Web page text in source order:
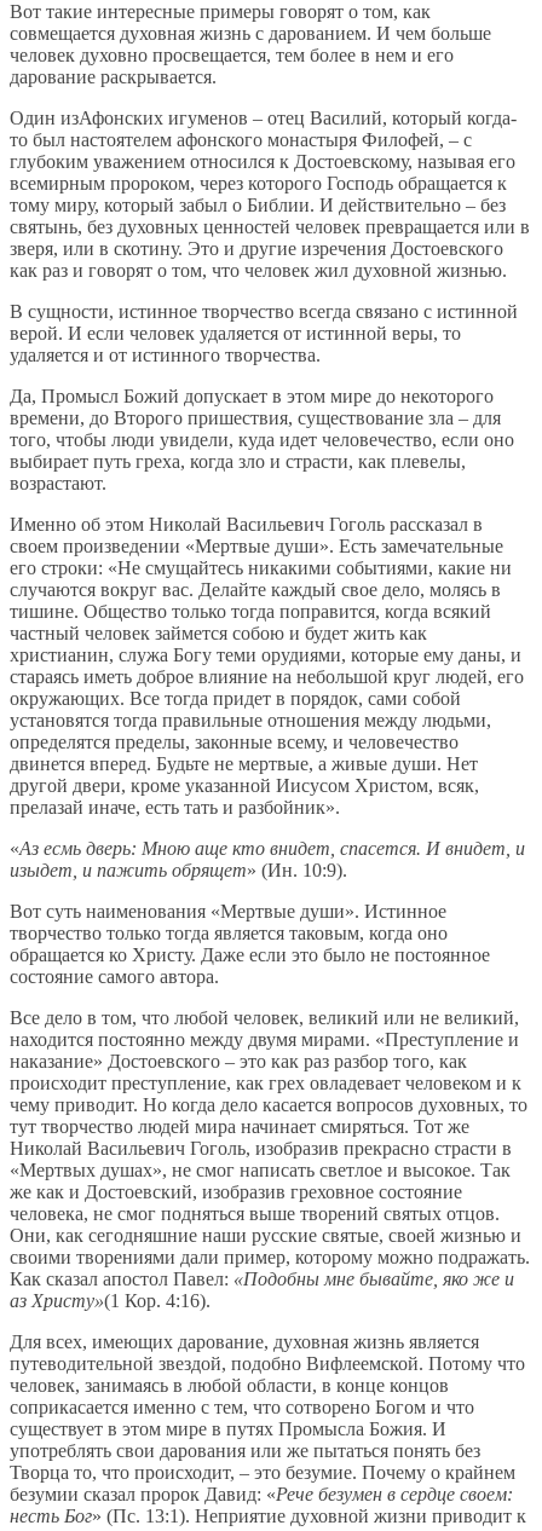
Вот такие интересные примеры говорят о том, как
совмещается духовная жизнь с дарованием. И чем больше
человек духовно просвещается, тем более в нем и его
дарование раскрывается.
Один изАфонских игуменов – отец Василий, который когда-
то был настоятелем афонского монастыря Филофей, – с
глубоким уважением относился к Достоевскому, называя его
всемирным пророком, через которого Господь обращается к
тому миру, который забыл о Библии. И действительно – без
святынь, без духовных ценностей человек превращается или в
зверя, или в скотину. Это и другие изречения Достоевского
как раз и говорят о том, что человек жил духовной жизнью.
В сущности, истинное творчество всегда связано с истинной
верой. И если человек удаляется от истинной веры, то
удаляется и от истинного творчества.
Да, Промысл Божий допускает в этом мире до некоторого
времени, до Второго пришествия, существование зла – для
того, чтобы люди увидели, куда идет человечество, если оно
выбирает путь греха, когда зло и страсти, как плевелы,
возрастают.
Именно об этом Николай Васильевич Гоголь рассказал в
своем произведении «Мертвые души». Есть замечательные
его строки: «Не смущайтесь никакими событиями, какие ни
случаются вокруг вас. Делайте каждый свое дело, молясь в
тишине. Общество только тогда поправится, когда всякий
частный человек займется собою и будет жить как
христианин, служа Богу теми орудиями, которые ему даны, и
стараясь иметь доброе влияние на небольшой круг людей, его
окружающих. Все тогда придет в порядок, сами собой
установятся тогда правильные отношения между людьми,
определятся пределы, законные всему, и человечество
двинется вперед. Будьте не мертвые, а живые души. Нет
другой двери, кроме указанной Иисусом Христом, всяк,
прелазай иначе, есть тать и разбойник».
«Аз есмь дверь: Мною аще кто внидет, спасется. И внидет, и
изыдет, и пажить обрящет» (Ин. 10:9).
Вот суть наименования «Мертвые души». Истинное
творчество только тогда является таковым, когда оно
обращается ко Христу. Даже если это было не постоянное
состояние самого автора.
Все дело в том, что любой человек, великий или не великий,
находится постоянно между двумя мирами. «Преступление и
наказание» Достоевского – это как раз разбор того, как
происходит преступление, как грех овладевает человеком и к
чему приводит. Но когда дело касается вопросов духовных, то
тут творчество людей мира начинает смиряться. Тот же
Николай Васильевич Гоголь, изобразив прекрасно страсти в
«Мертвых душах», не смог написать светлое и высокое. Так
же как и Достоевский, изобразив греховное состояние
человека, не смог подняться выше творений святых отцов.
Они, как сегодняшние наши русские святые, своей жизнью и
своими творениями дали пример, которому можно подражать.
Как сказал апостол Павел: «Подобны мне бывайте, яко же и
аз Христу»(1 Кор. 4:16).
Для всех, имеющих дарование, духовная жизнь является
путеводительной звездой, подобно Вифлеемской. Потому что
человек, занимаясь в любой области, в конце концов
соприкасается именно с тем, что сотворено Богом и что
существует в этом мире в путях Промысла Божия. И
употреблять свои дарования или же пытаться понять без
Творца то, что происходит, – это безумие. Почему о крайнем
безумии сказал пророк Давид: «Рече безумен в сердце своем:
несть Бог» (Пс. 13:1). Неприятие духовной жизни приводит к